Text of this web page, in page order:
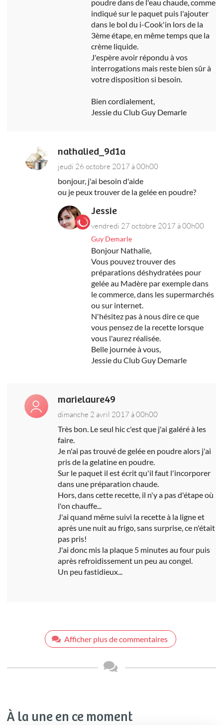
poudre dans de l'eau chaude, comme
indiqué sur le paquet puis l'ajouter
dans le bol du i-Cook'in lors de la
3ème étape, en même temps que la
crème liquide.
J'espère avoir répondu à vos
interrogations mais reste bien sûr à
votre disposition si besoin.
Bien cordialement,
Jessie du Club Guy Demarle
nathalied_9d1a
jeudi 26 octobre 2017 à 00h00
bonjour, j'ai besoin d'aide
ou je peux trouver de la gelée en poudre?
Jessie
vendredi 27 octobre 2017 à 00h00
Guy Demarle
Bonjour Nathalie,
Vous pouvez trouver des
préparations déshydratées pour
gelée au Madère par exemple dans
le commerce, dans les supermarchés
ou sur internet.
N'hésitez pas à nous dire ce que
vous pensez de la recette lorsque
vous l'aurez réalisée.
Belle journée à vous,
Jessie du Club Guy Demarle
marielaure49
dimanche 2 avril 2017 à 00h00
Très bon. Le seul hic c'est que j'ai galéré à les
faire.
Je n'ai pas trouvé de gelée en poudre alors j'ai
pris de la gelatine en poudre.
Sur le paquet il est écrit qu'il faut l'incorporer
dans une préparation chaude.
Hors, dans cette recette, il n'y a pas d'étape où
l'on chauffe...
J'ai quand même suivi la recette à la ligne et
après une nuit au frigo, sans surprise, ce n'était
pas pris!
J'ai donc mis la plaque 5 minutes au four puis
après refroidissement un peu au congel.
Un peu fastidieux...
Afficher plus de commentaires
À la une en ce moment